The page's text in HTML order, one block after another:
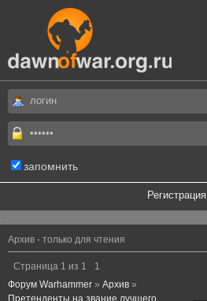
запомнить
Регистрация
.
Архив - только для чтения
Страница 1 из 1
1
Форум Warhammer » Архив »
Претенденты на звание лучшего